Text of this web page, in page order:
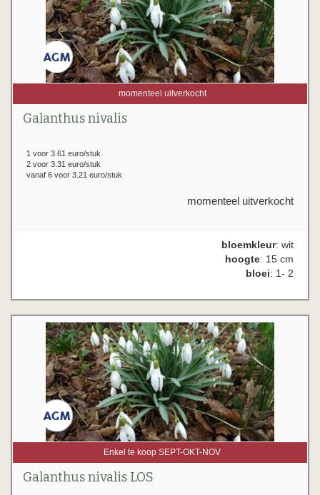
momenteel uitverkocht
Galanthus nivalis
1 voor 3.61 euro/stuk
2 voor 3.31 euro/stuk
vanaf 6 voor 3.21 euro/stuk
momenteel uitverkocht
bloemkleur: wit
hoogte: 15 cm
bloei: 1- 2
Enkel te koop SEPT-OKT-NOV
Galanthus nivalis LOS